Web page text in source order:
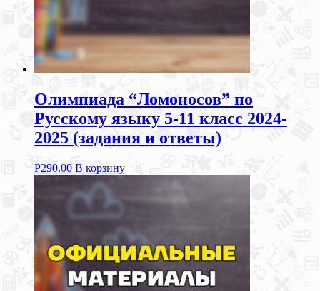
Олимпиада “Ломоносов” по
Русскому языку 5-11 класс 2024-
2025 (задания и ответы)
Р290.00 В корзину